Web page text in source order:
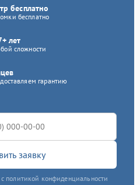
бесплатно
бесплатно
лет
сложности
гарантию
заявку
политикой конфиденциальности